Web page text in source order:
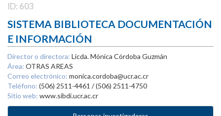
ID: 603
SISTEMA BIBLIOTECA DOCUMENTACIÓN
E INFORMACIÓN
Director o directora: Licda. Mónica Córdoba Guzmán
Área: OTRAS AREAS
Correo electrónico: monica.cordoba@ucr.ac.cr
Teléfono: (506) 2511-4461 / (506) 2511-4750
Sitio web: www.sibdi.ucr.ac.cr